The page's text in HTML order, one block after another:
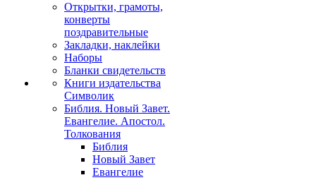
Открытки, грамоты,
конверты
поздравительные
Закладки, наклейки
Наборы
Бланки свидетельств
Книги издательства
Символик
Библия. Новый Завет.
Евангелие. Апостол.
Толкования
Библия
Новый Завет
Евангелие